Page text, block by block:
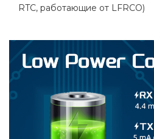
RTC, работающие от LFRCO)